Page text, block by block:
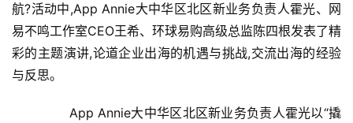
新
闻
资
讯
航?活动中,App Annie大中华区北区新业务负责人霍光、网
易不鸣工作室CEO王希、环球易购高级总监陈四根发表了精
彩的主题演讲,论道企业出海的机遇与挑战,交流出海的经验
与反思。